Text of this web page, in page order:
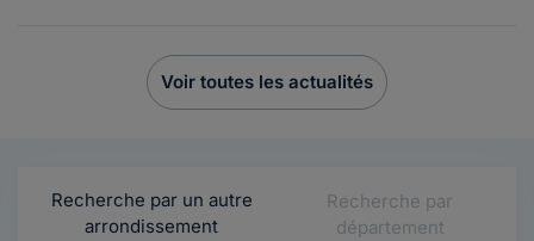
Voir toutes les actualités
Recherche par un autre
arrondissement
Recherche par
département